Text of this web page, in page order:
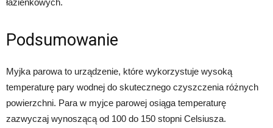
Podsumowanie
Myjka parowa to urządzenie, które wykorzystuje wysoką
temperaturę pary wodnej do skutecznego czyszczenia różnych
powierzchni. Para w myjce parowej osiąga temperaturę
zazwyczaj wynoszącą od 100 do 150 stopni Celsiusza.